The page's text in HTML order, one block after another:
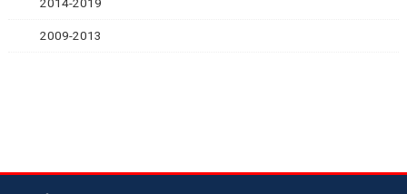
2014-2019
2009-2013